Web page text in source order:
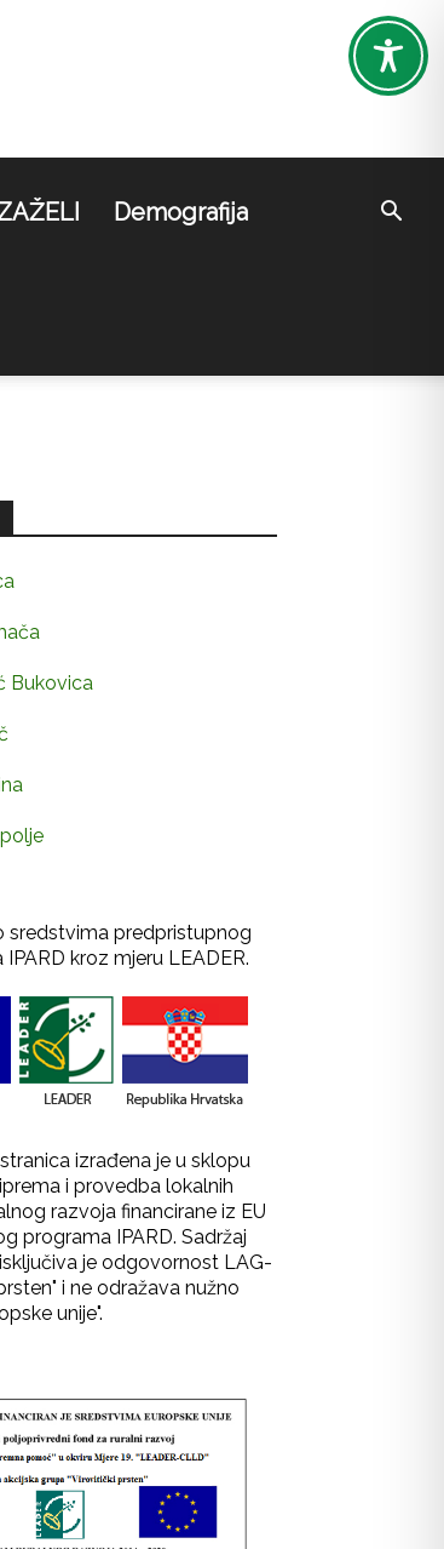
Demografija
Bukovica
sredstvima predpristupnog
kroz mjeru LEADER.
izrađena je u sklopu
i provedba lokalnih
razvoja financirane iz EU
programa IPARD. Sadržaj
je odgovornost LAG-
i ne odražava nužno
unije".